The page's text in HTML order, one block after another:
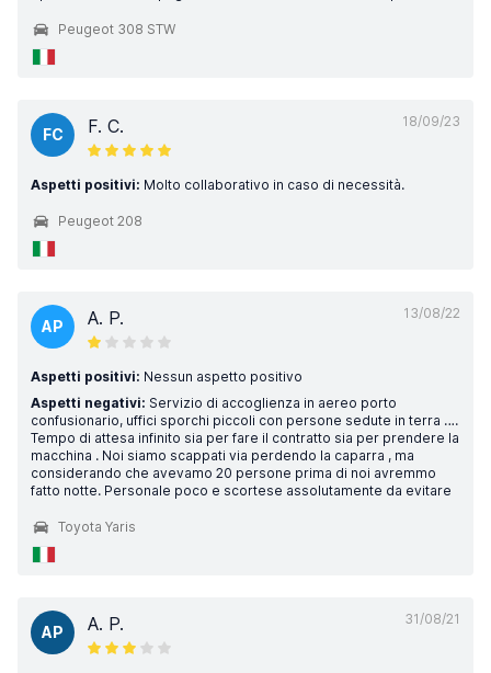
Peugeot 308 STW
18/09/23
FC F. C.
Aspetti positivi: Molto collaborativo in caso di necessità.
Peugeot 208
13/08/22
AP A. P.
Aspetti positivi: Nessun aspetto positivo
Aspetti negativi: Servizio di accoglienza in aereo porto
confusionario, uffici sporchi piccoli con persone sedute in terra ….
Tempo di attesa infinito sia per fare il contratto sia per prendere la
macchina . Noi siamo scappati via perdendo la caparra , ma
considerando che avevamo 20 persone prima di noi avremmo
fatto notte. Personale poco e scortese assolutamente da evitare
Toyota Yaris
31/08/21
AP A. P.